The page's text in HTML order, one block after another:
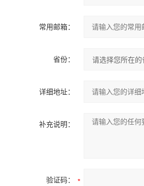
常用邮箱：
省份：
详细地址：
补充说明：
验证码：